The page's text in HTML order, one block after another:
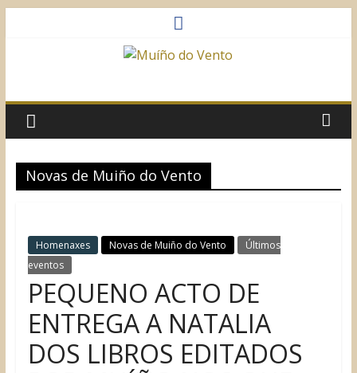
do
Vento
Novas de Muiño do Vento
Homenaxes Novas de Muiño do Vento
Últimos
eventos
PEQUENO ACTO DE
ENTREGA A NATALIA
DOS LIBROS EDITADOS